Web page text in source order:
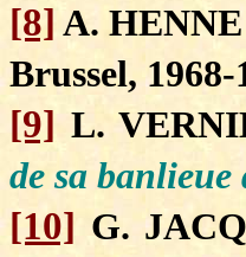
[8] A.
Brussel, 1968-
[9] L.
de sa banlieue
[10] G.